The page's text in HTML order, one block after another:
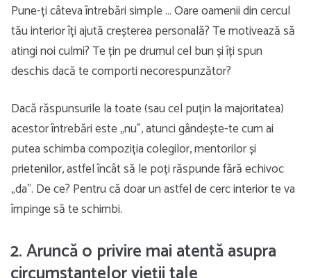
Pune-ți câteva întrebări simple … Oare oamenii din cercul
tău interior îți ajută creșterea personală? Te motivează să
atingi noi culmi? Te țin pe drumul cel bun și îți spun
deschis dacă te comporti necorespunzător?
Dacă răspunsurile la toate (sau cel puțin la majoritatea)
acestor întrebări este „nu”, atunci gândește-te cum ai
putea schimba compoziția colegilor, mentorilor și
prietenilor, astfel încât să le poți răspunde fără echivoc
„da”. De ce? Pentru că doar un astfel de cerc interior te va
împinge să te schimbi.
2. Aruncă o privire mai atentă asupra